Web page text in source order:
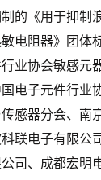
的《用于抑制
电阻器》团体
业协会敏感元
电子元件行业
感器分会、南
联电子有限公
司、成都宏明